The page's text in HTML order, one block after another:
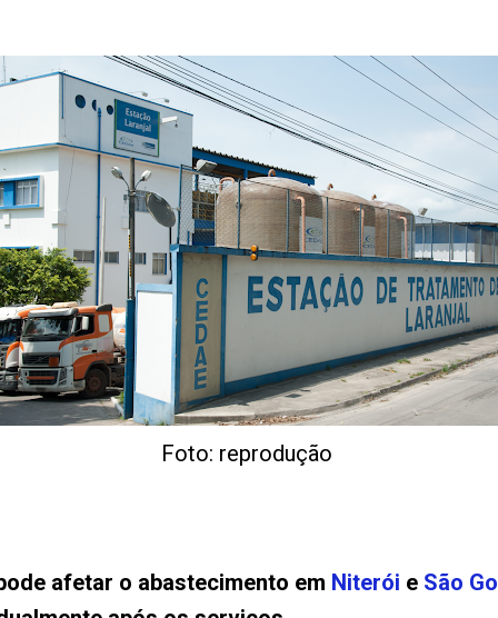
Foto: reprodução
afetar o abastecimento em Niterói e São